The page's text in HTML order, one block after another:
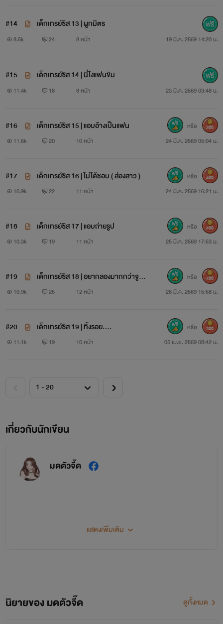
#14 เด็กเทรย์ซิส 13 | ผูกมิตร
8.5k 24 8 หน้า 19 มี.ค. 2569 14:20 น.
#15 เด็กเทรย์ซิส 14 | นี่ไงแฟนขิม
11.4k 18 8 หน้า 23 มี.ค. 2569 03:48 น.
#16 เด็กเทรย์ซิส 15 | แอบอ้างเป็นแฟน
11.6k 20 10 หน้า 24 มี.ค. 2569 05:04 น.
หรือ 300
#17 เด็กเทรย์ซิส 16 | ไม่ได้ชอบ ( ส่องสาว )
10.9k 22 11 หน้า 24 มี.ค. 2569 16:21 น.
หรือ 400
#18 เด็กเทรย์ซิส 17 | แอบถ่ายรูป
10.3k 19 11 หน้า 25 มี.ค. 2569 17:53 น.
หรือ 400
#19
เด็กเทรย์ซิส 18 | อยากลองมากกว่าจู
บ…
10.9k 25 12 หน้า 26 มี.ค. 2569 15:58 น.
หรือ 400
#20 เด็กเทรย์ซิส 19 | ทิ้งรอย….
11.1k 19 10 หน้า 05 เม.ย. 2569 08:42 น.
หรือ 300
เกี่ยวกับนักเขียน
มดตัวจี๊ด
ยินดีต้อนรับเข้าสู่โลกนิยายของ
ขอบคุณทุกคนที่แวะเข้ามาติดตามกันนะคะ
แสดงเพิ่มเติม
นิยายของ มดตัวจี๊ด ดูทั้งหมด